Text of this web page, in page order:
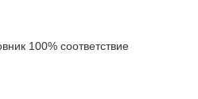
100% соответствие